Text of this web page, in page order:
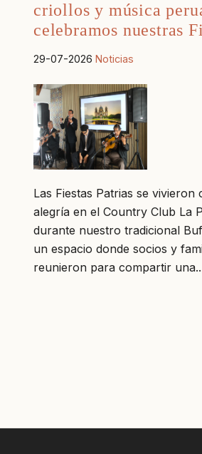
criollos y música
celebramos nuestras
29-07-2026 Noticias
Las Fiestas Patrias se vivieron
alegría en el Country Club La
durante nuestro tradicional
un espacio donde socios y
reunieron para compartir